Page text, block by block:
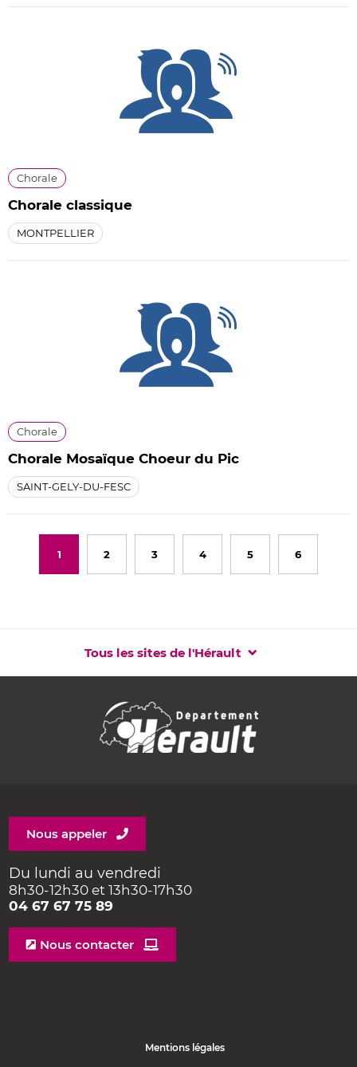
Chorale
Chorale classique
MONTPELLIER
Chorale
Chorale Mosaïque Choeur du Pic
SAINT-GELY-DU-FESC
1 2 3 4 5 6
Tous les sites de l'Hérault
Nous appeler
Du lundi au vendredi
8h30-12h30 et 13h30-17h30
04 67 67 75 89
Nous contacter
Mentions légales